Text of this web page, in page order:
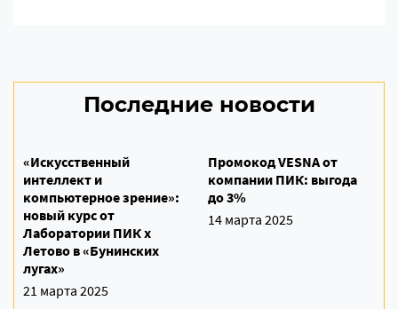
Последние новости
«Искусственный
интеллект и
компьютерное зрение»:
новый курс от
Лаборатории ПИК х
Летово в «Бунинских
лугах»
21 марта 2025
Промокод VESNA от
компании ПИК: выгода
до 3%
14 марта 2025